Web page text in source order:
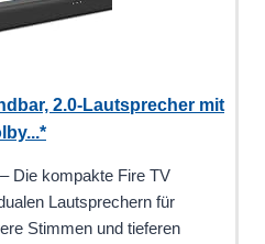
2.0-Lautsprecher mit
Die kompakte Fire TV
Lautsprechern für
Stimmen und tieferen